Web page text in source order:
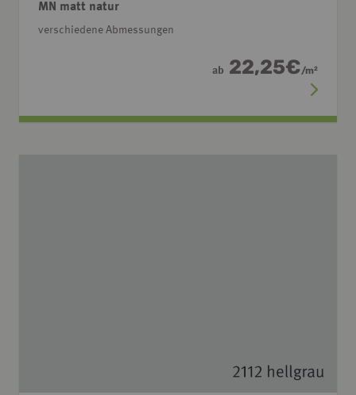
MN matt natur
verschiedene Abmessungen
ab 22,25€/m2